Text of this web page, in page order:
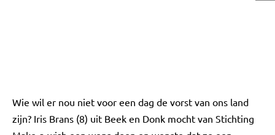
Wie wil er nou niet voor een dag de vorst van ons land
zijn? Iris Brans (8) uit Beek en Donk mocht van Stichting